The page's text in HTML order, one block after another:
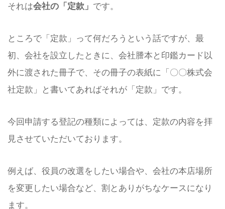
それは会社の「定款」 です。
ところで「定款」って何だろうという話ですが、最
初、会社を設立したときに、会社謄本と印鑑カード以
外に渡された冊子で、その冊子の表紙に「〇〇株式会
社定款」と書いてあればそれが「定款」です。
今回申請する登記の種類によっては、定款の内容を拝
見させていただいております。
例えば、役員の改選をしたい場合や、会社の本店場所
を変更したい場合など、割とありがちなケースになり
ます。